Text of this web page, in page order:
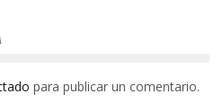
para publicar un comentario.